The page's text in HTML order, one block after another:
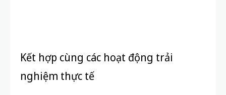
Đưa trẻ đến bảo tàng, phòng tranh, khóa học vẽ sơ
đồ… sẽ giúp trẻ nhìn – cảm nhận – ghi nhớ bài học